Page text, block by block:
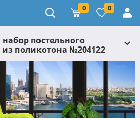
0 0
постельного
из поликотона №204122